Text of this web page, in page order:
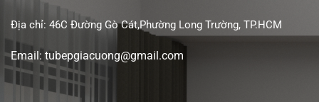
Địa chỉ: 46C Đường Gò Cát,Phường Long Trường, TP.HCM
Email: tubepgiacuong@gmail.com